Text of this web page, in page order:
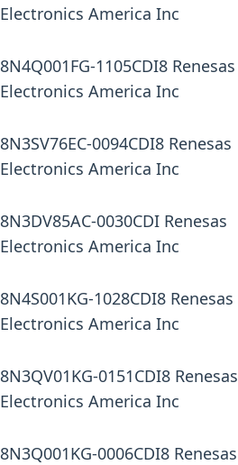
Electronics America Inc
8N4Q001FG-1105CDI8 Renesas
Electronics America Inc
8N3SV76EC-0094CDI8 Renesas
Electronics America Inc
8N3DV85AC-0030CDI Renesas
Electronics America Inc
8N4S001KG-1028CDI8 Renesas
Electronics America Inc
8N3QV01KG-0151CDI8 Renesas
Electronics America Inc
8N3Q001KG-0006CDI8 Renesas